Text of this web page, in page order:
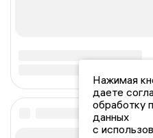
Нажимая
даете
обработку
данных
с